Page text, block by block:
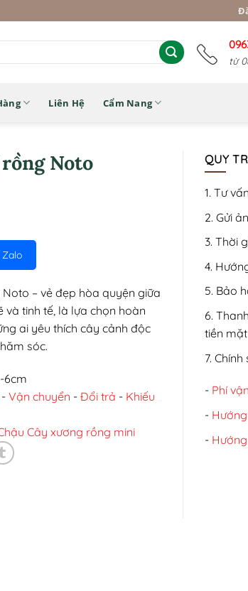
từ
Liên Hệ Cẩm Nang
Noto
Zalo
– vẻ đẹp hòa quyện giữa
và tinh tế, là lựa chọn hoàn
ai yêu thích cây cảnh độc
sóc.
6cm
- Vận chuyển - Đổi trả - Khiếu
Cây xương rồng mini
QUY
1. Tư
2. Gửi
3. Thời
4.
5. Bảo
6.
tiền mặt
7.
- Phí
-
-